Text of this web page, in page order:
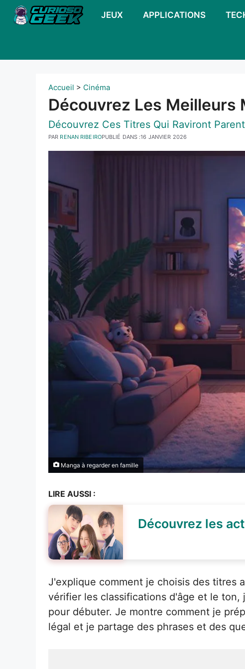
Skip
JEUX APPLICATIONS
Accueil > Cinéma
Découvrez Les Meilleurs
Découvrez Ces Titres Qui Raviront
PUBLIÉ DANS :16 JANVIER 2026
PAR RENAN RIBEIRO
Manga à regarder en famille
LIRE AUSSI :
Découvrez les
J'explique comment je choisis des titres
vérifier les classifications d'âge et le ton,
pour débuter. Je montre comment je
légal et je partage des phrases et des